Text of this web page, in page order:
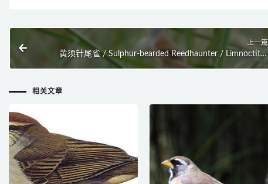
上一篇
黄须针尾雀 / Sulphur-bearded Reedhaunter / Limnoctites
sulphuriferus
相关文章